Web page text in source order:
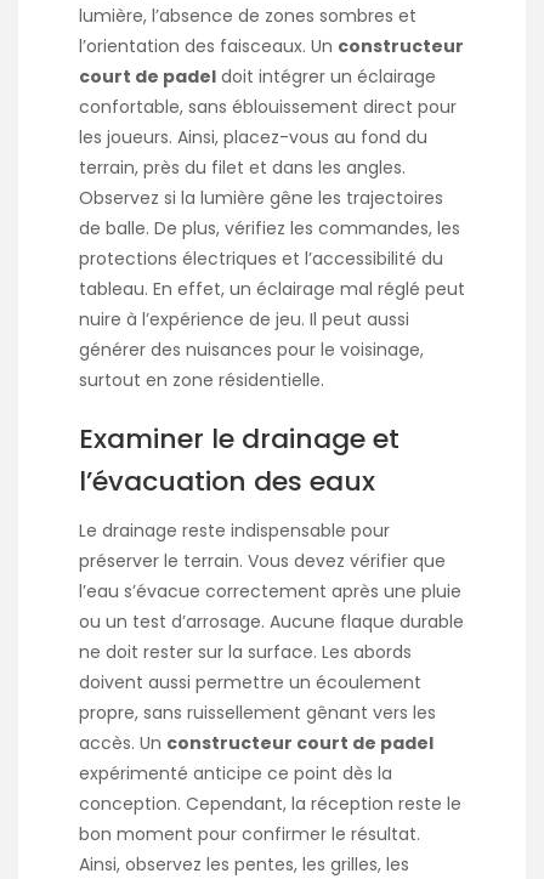
lumière, l’absence de zones sombres et
l’orientation des faisceaux. Un constructeur
court de padel doit intégrer un éclairage
confortable, sans éblouissement direct pour
les joueurs. Ainsi, placez-vous au fond du
terrain, près du filet et dans les angles.
Observez si la lumière gêne les trajectoires
de balle. De plus, vérifiez les commandes, les
protections électriques et l’accessibilité du
tableau. En effet, un éclairage mal réglé peut
nuire à l’expérience de jeu. Il peut aussi
générer des nuisances pour le voisinage,
surtout en zone résidentielle.
Examiner le drainage et
l’évacuation des eaux
Le drainage reste indispensable pour
préserver le terrain. Vous devez vérifier que
l’eau s’évacue correctement après une pluie
ou un test d’arrosage. Aucune flaque durable
ne doit rester sur la surface. Les abords
doivent aussi permettre un écoulement
propre, sans ruissellement gênant vers les
accès. Un constructeur court de padel
expérimenté anticipe ce point dès la
conception. Cependant, la réception reste le
bon moment pour confirmer le résultat.
Ainsi, observez les pentes, les grilles, les